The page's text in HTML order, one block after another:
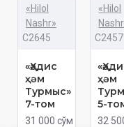
«Hilol
Nashr»
C2645
«Ҳәдис
ҳәм
Турмыс»
7-том
31 000 сўм
«Hilol
C2457
ҳәм
5-
32